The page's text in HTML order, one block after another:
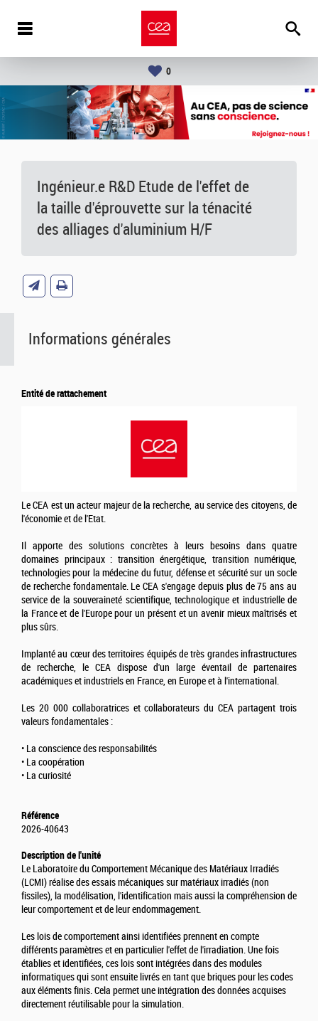
0
Ingénieur.e R&D Etude de l'effet de
la taille d'éprouvette sur la ténacité
des alliages d'aluminium H/F
Informations générales
Entité de rattachement
Le CEA est un acteur majeur de la recherche, au service des citoyens, de
l'économie et de l'Etat.
Il apporte des solutions concrètes à leurs besoins dans quatre
domaines principaux : transition énergétique, transition numérique,
technologies pour la médecine du futur, défense et sécurité sur un socle
de recherche fondamentale. Le CEA s'engage depuis plus de 75 ans au
service de la souveraineté scientifique, technologique et industrielle de
la France et de l'Europe pour un présent et un avenir mieux maîtrisés et
plus sûrs.
Implanté au cœur des territoires équipés de très grandes infrastructures
de recherche, le CEA dispose d'un large éventail de partenaires
académiques et industriels en France, en Europe et à l'international.
Les 20 000 collaboratrices et collaborateurs du CEA partagent trois
valeurs fondamentales :
• La conscience des responsabilités
• La coopération
• La curiosité
Référence
2026-40643
Description de l'unité
Le Laboratoire du Comportement Mécanique des Matériaux Irradiés
(LCMI) réalise des essais mécaniques sur matériaux irradiés (non
fissiles), la modélisation, l'identification mais aussi la compréhension de
leur comportement et de leur endommagement.
Les lois de comportement ainsi identifiées prennent en compte
différents paramètres et en particulier l'effet de l'irradiation. Une fois
établies et identifiées, ces lois sont intégrées dans des modules
informatiques qui sont ensuite livrés en tant que briques pour les codes
aux éléments finis. Cela permet une intégration des données acquises
directement réutilisable pour la simulation.